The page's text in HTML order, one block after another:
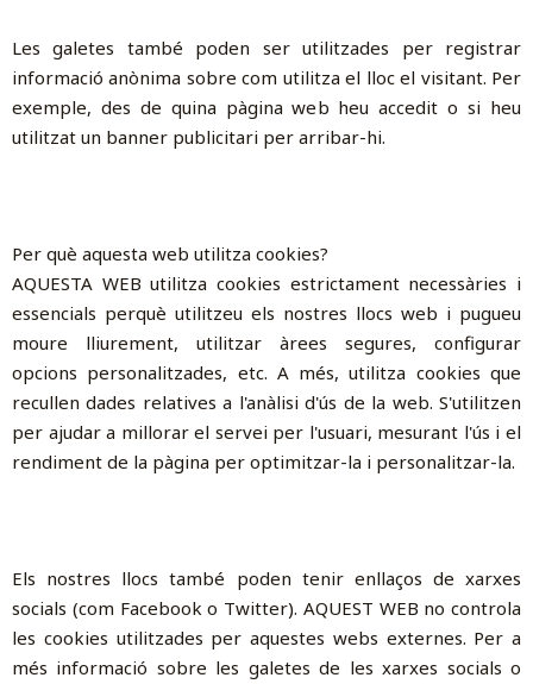
Les galetes també poden ser utilitzades per registrar
informació anònima sobre com utilitza el lloc el visitant. Per
exemple, des de quina pàgina web heu accedit o si heu
utilitzat un banner publicitari per arribar-hi.
Per què aquesta web utilitza cookies?
AQUESTA WEB utilitza cookies estrictament necessàries i
essencials perquè utilitzeu els nostres llocs web i pugueu
moure lliurement, utilitzar àrees segures, configurar
opcions personalitzades, etc. A més, utilitza cookies que
recullen dades relatives a l'anàlisi d'ús de la web. S'utilitzen
per ajudar a millorar el servei per l'usuari, mesurant l'ús i el
rendiment de la pàgina per optimitzar-la i personalitzar-la.
Els nostres llocs també poden tenir enllaços de xarxes
socials (com Facebook o Twitter). AQUEST WEB no controla
les cookies utilitzades per aquestes webs externes. Per a
més informació sobre les galetes de les xarxes socials o